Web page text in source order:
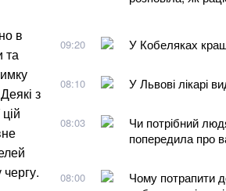
в
та
з
09:20 У Кобеляках
08:10 У Львові лікарі
08:03
Чи потрібний
попередила про
08:00
Чому потрапити